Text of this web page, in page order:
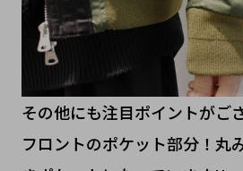
その他にも注目ポイントがご
フロントのポケット部分！丸